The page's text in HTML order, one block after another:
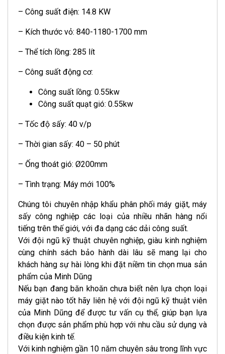
– Công suất điện: 14.8 KW
– Kích thước vỏ: 840-1180-1700 mm
– Thể tích lồng: 285 lít
– Công suất động cơ:
Công suất lồng: 0.55kw
Công suất quạt gió: 0.55kw
– Tốc độ sấy: 40 v/p
– Thời gian sấy: 40 – 50 phút
– Ống thoát gió: Ø200mm
– Tình trạng: Máy mới 100%
Chúng tôi chuyên nhập khẩu phân phối máy giặt, máy
sấy công nghiệp các loại của nhiều nhãn hàng nổi
tiếng trên thế giới, với đa dạng các dải công suất.
Với đội ngũ kỹ thuật chuyên nghiệp, giàu kinh nghiệm
cùng chính sách bảo hành dài lâu sẽ mang lại cho
khách hàng sự hài lòng khi đặt niềm tin chọn mua sản
phẩm của Minh Dũng
Nếu bạn đang băn khoăn chưa biết nên lựa chọn loại
máy giặt nào tốt hãy liên hệ với đội ngũ kỹ thuật viên
của Minh Dũng để được tư vấn cụ thể, giúp bạn lựa
chọn được sản phẩm phù hợp với nhu cầu sử dụng và
điều kiện kinh tế.
Với kinh nghiệm gần 10 năm chuyên sâu trong lĩnh vực